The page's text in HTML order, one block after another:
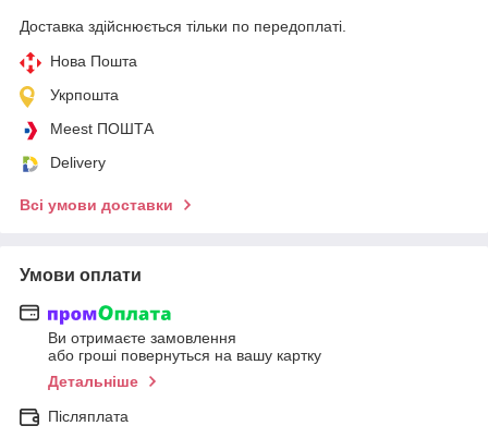
Доставка здійснюється тільки по передоплаті.
Нова Пошта
Укрпошта
Meest ПОШТА
Delivery
Всі умови доставки
Умови оплати
Ви отримаєте замовлення
або гроші повернуться на вашу картку
Детальніше
Післяплата